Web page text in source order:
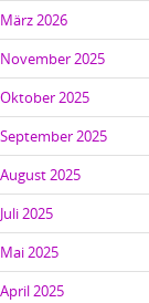
März 2026
November 2025
Oktober 2025
September 2025
August 2025
Juli 2025
Mai 2025
April 2025